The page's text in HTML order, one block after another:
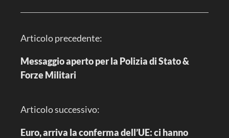
N
a
i
g
a
e
Articolo precedente:
Messaggio aperto per la Polizia di Stato &
Forze Militari
Articolo successivo:
Euro, arriva la conferma dell’UE: ci hanno